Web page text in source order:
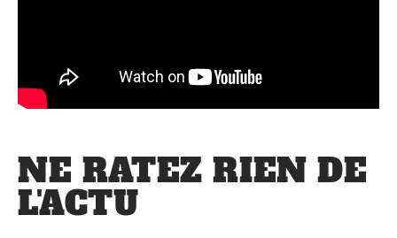
NE RATEZ RIEN DE
L'ACTU